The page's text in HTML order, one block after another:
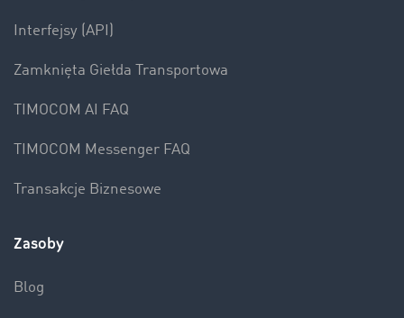
Interfejsy (API)
Zamknięta Giełda Transportowa
TIMOCOM AI FAQ
TIMOCOM Messenger FAQ
Transakcje Biznesowe
Zasoby
Blog